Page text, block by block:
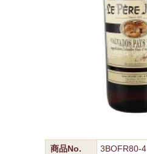
商品No. 3BOFR80-4